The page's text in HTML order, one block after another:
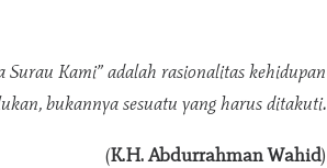
Surau Kami” adalah rasionalitas kehidupan
bukannya sesuatu yang harus ditakuti.
(K.H. Abdurrahman Wahid)